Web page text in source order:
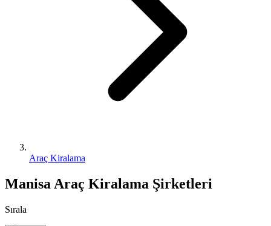
Araç Kiralama
Manisa Araç Kiralama Şirketleri
Sırala